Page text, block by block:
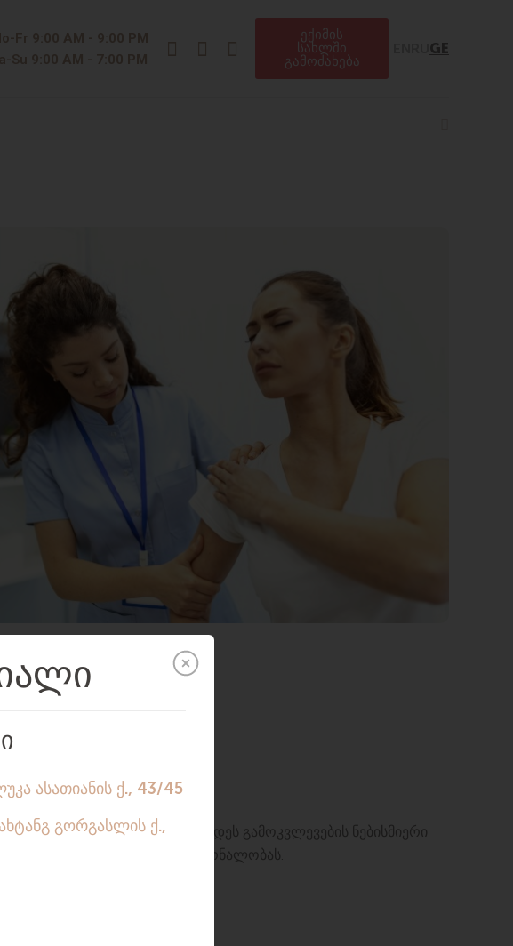
Telegramექიმის
სახლში
გამოძახება
GE
საშუალებას იძლევა ჩატარდეს გამოკვლევების ნებისმიერი
ნიშნავენ საჭირო მკურნალობას.